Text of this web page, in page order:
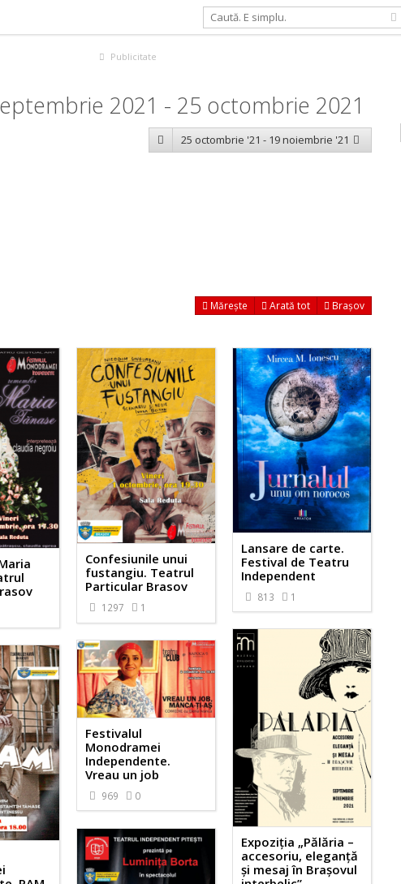
Publicitate
2021 - 25 octombrie 2021
25 octombrie '21 - 19 noiembrie '21
Mărește Arată tot Brașov
Confesiunile unui
fustangiu. Teatrul
Particular Brasov
1297 1
Lansare de carte.
Festival de Teatru
Independent
813 1
Expoziția „Pălăria –
accesoriu, eleganță
și mesaj în Brașovul
Festivalul
Monodramei
Independente.
Vreau un job
969 0